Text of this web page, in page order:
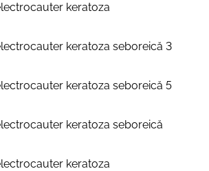
keratoza
keratoza seboreică 3
keratoza seboreică 5
keratoza seboreică
keratoza